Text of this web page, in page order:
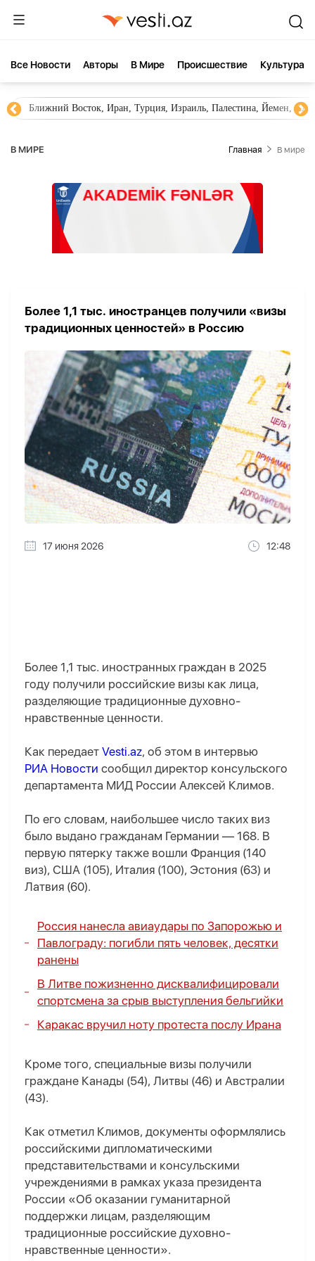
Все Новости Aвторы В Мире Происшествие Культура
Ближний Восток, Иран, Турция, Израиль, Палестина, Йемен,
В МИРЕ Главная В мире
Более 1,1 тыс. иностранцев получили «визы
традиционных ценностей» в Россию
17 июня 2026 12:48
Более 1,1 тыс. иностранных граждан в 2025
году получили российские визы как лица,
разделяющие традиционные духовно-
нравственные ценности.
Как передает Vesti.az, об этом в интервью
РИА Новости сообщил директор консульского
департамента МИД России Алексей Климов.
По его словам, наибольшее число таких виз
было выдано гражданам Германии — 168. В
первую пятерку также вошли Франция (140
виз), США (105), Италия (100), Эстония (63) и
Латвия (60).
Россия нанесла авиаудары по Запорожью и
Павлограду: погибли пять человек, десятки
ранены
В Литве пожизненно дисквалифицировали
спортсмена за срыв выступления бельгийки
Каракас вручил ноту протеста послу Ирана
Кроме того, специальные визы получили
граждане Канады (54), Литвы (46) и Австралии
(43).
Как отметил Климов, документы оформлялись
российскими дипломатическими
представительствами и консульскими
учреждениями в рамках указа президента
России «Об оказании гуманитарной
поддержки лицам, разделяющим
традиционные российские духовно-
нравственные ценности».